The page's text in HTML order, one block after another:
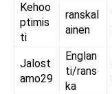
Kehoo
ptimis
ti
ranskal
ainen
Jalost
amo29
Englan
ti/rans
ka